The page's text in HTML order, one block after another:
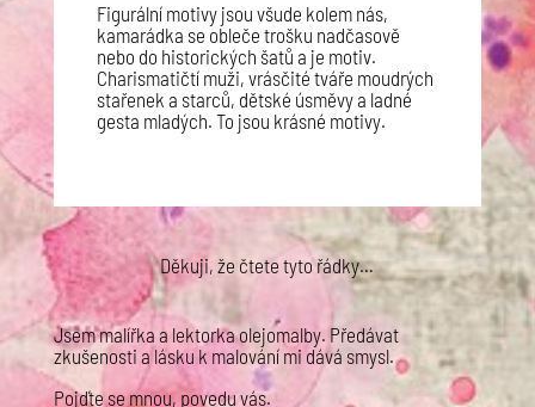
Figurální motivy jsou všude kolem nás,
kamarádka se obleče trošku nadčasově
nebo do historických šatů a je motiv.
Charismatičtí muži, vrásčité tváře moudrých
stařenek a starců, dětské úsměvy a ladné
gesta mladých. To jsou krásné motivy.
Děkuji, že čtete tyto řádky…
Jsem malířka a lektorka olejomalby. Předávat
zkušenosti a lásku k malování mi dává smysl.
Pojďte se mnou, povedu vás.